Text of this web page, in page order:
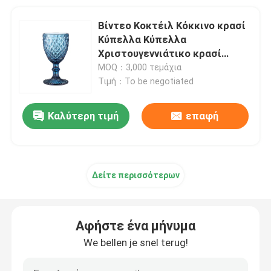
Βίντεο Κοκτέιλ Κόκκινο κρασί
Κύπελλα Κύπελλα
Χριστουγεννιάτικο κρασί
Κύπελλα Κύπελλα 350ml
MOQ：3,000 τεμάχια
Τιμή：To be negotiated
Καλύτερη τιμή επαφή
Δείτε περισσότερων
Αφήστε ένα μήνυμα
We bellen je snel terug!